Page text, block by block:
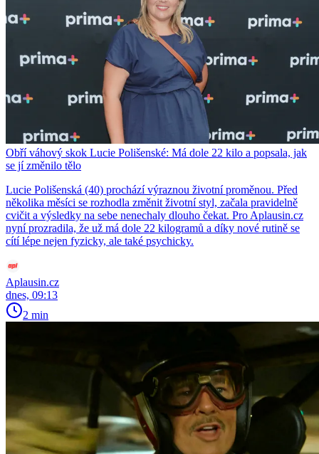
Obří váhový skok Lucie Polišenské: Má dole 22 kilo a popsala, jak
se jí změnilo tělo
Lucie Polišenská (40) prochází výraznou životní proměnou. Před
několika měsíci se rozhodla změnit životní styl, začala pravidelně
cvičit a výsledky na sebe nenechaly dlouho čekat. Pro Aplausin.cz
nyní prozradila, že už má dole 22 kilogramů a díky nové rutině se
cítí lépe nejen fyzicky, ale také psychicky.
Aplausin.cz
dnes, 09:13
2 min